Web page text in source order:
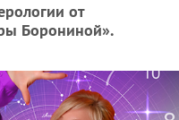
от
Борониной».